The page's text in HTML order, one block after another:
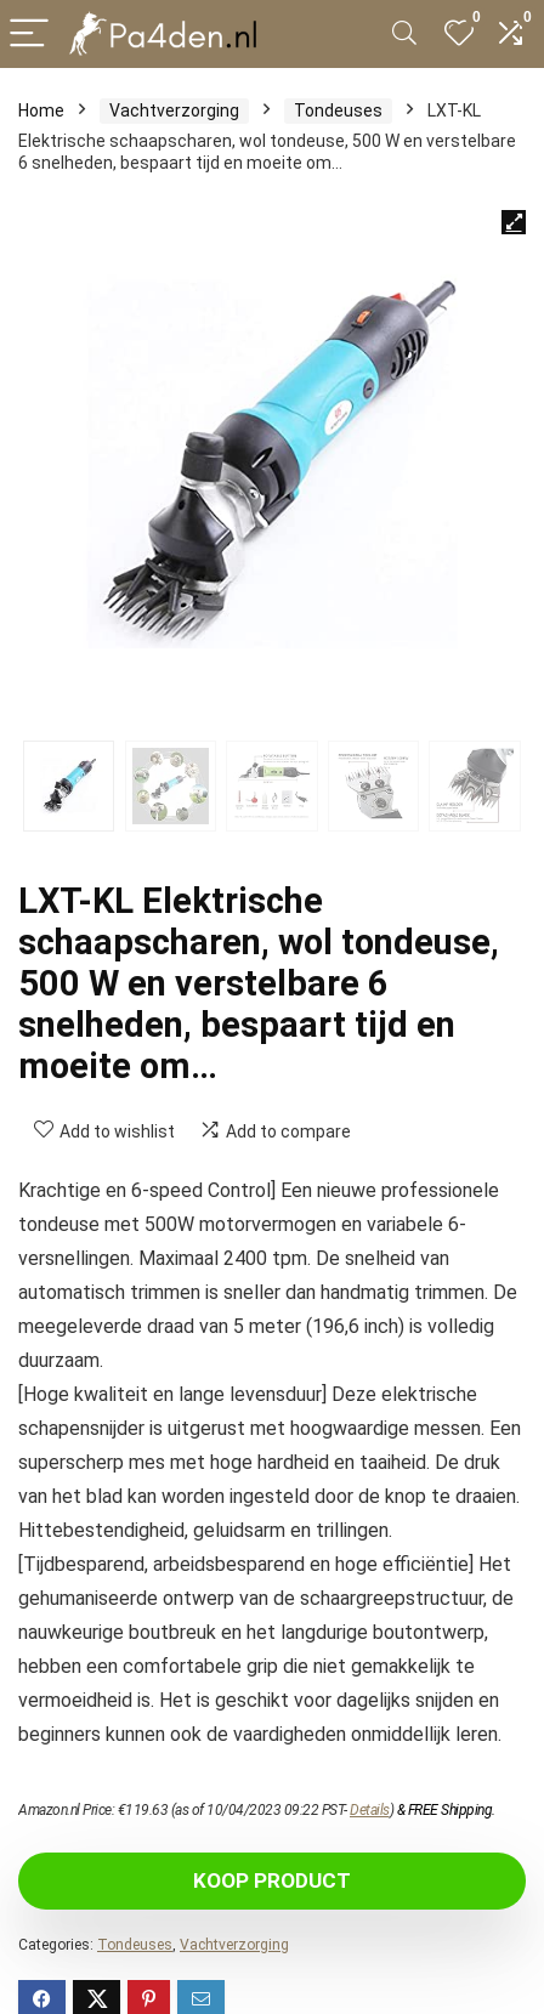
0 0
Home Vachtverzorging Tondeuses
LXT-KL
Elektrische schaapscharen, wol tondeuse, 500 W en verstelbare
6 snelheden, bespaart tijd en moeite om…
LXT-KL Elektrische
schaapscharen, wol tondeuse,
500 W en verstelbare 6
snelheden, bespaart tijd en
moeite om…
Add to wishlist Add to compare
Krachtige en 6-speed Control] Een nieuwe professionele
tondeuse met 500W motorvermogen en variabele 6-
versnellingen. Maximaal 2400 tpm. De snelheid van
automatisch trimmen is sneller dan handmatig trimmen. De
meegeleverde draad van 5 meter (196,6 inch) is volledig
duurzaam.
[Hoge kwaliteit en lange levensduur] Deze elektrische
schapensnijder is uitgerust met hoogwaardige messen. Een
superscherp mes met hoge hardheid en taaiheid. De druk
van het blad kan worden ingesteld door de knop te draaien.
Hittebestendigheid, geluidsarm en trillingen.
[Tijdbesparend, arbeidsbesparend en hoge efficiëntie] Het
gehumaniseerde ontwerp van de schaargreepstructuur, de
nauwkeurige boutbreuk en het langdurige boutontwerp,
hebben een comfortabele grip die niet gemakkelijk te
vermoeidheid is. Het is geschikt voor dagelijks snijden en
beginners kunnen ook de vaardigheden onmiddellijk leren.
Amazon.nl Price:€119.63 (as of 10/04/2023 09:22 PST-Details)&FREE Shipping.
KOOP PRODUCT
Categories: Tondeuses Vachtverzorging